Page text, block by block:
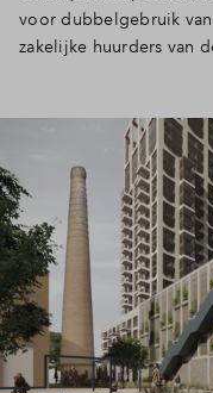
voor dubbelgebruik
zakelijke huurders van